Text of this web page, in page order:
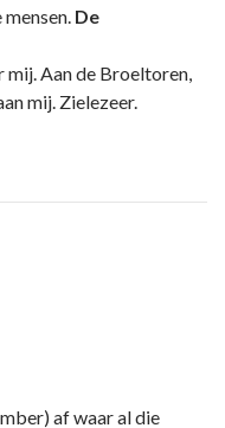
De
mij. Aan de Broeltoren,
mij. Zielezeer.
af waar al die